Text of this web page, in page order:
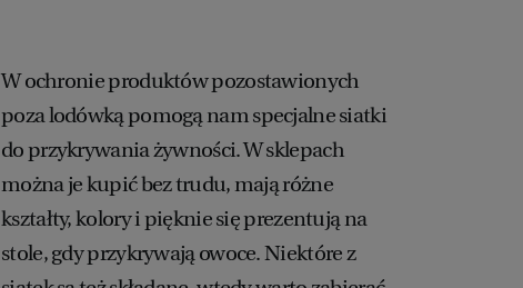
W ochronie produktów pozostawionych
poza lodówką pomogą nam specjalne siatki
do przykrywania żywności. W sklepach
można je kupić bez trudu, mają różne
kształty, kolory i pięknie się prezentują na
stole, gdy przykrywają owoce. Niektóre z